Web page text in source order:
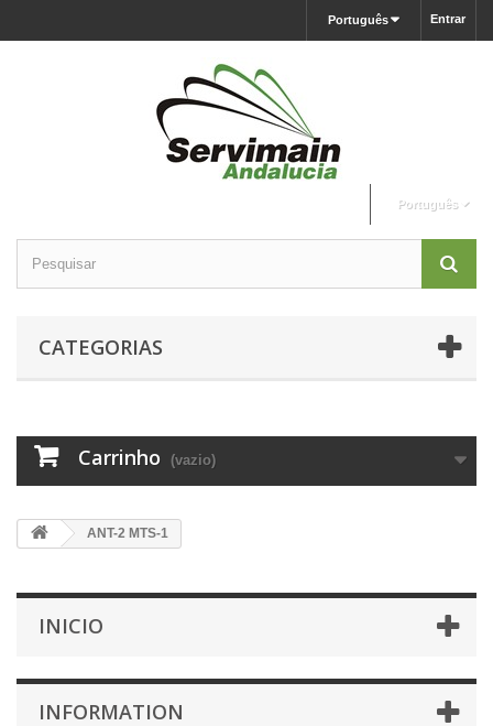
Entrar
Português
Português
CATEGORIAS
Carrinho (vazio)
ANT-2 MTS-1
INICIO
INFORMATION